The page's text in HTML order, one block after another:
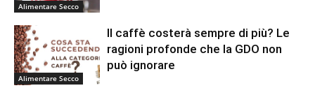
Alimentare Secco
Alimentare Secco
Il caffè costerà sempre di più? Le
ragioni profonde che la GDO non
può ignorare